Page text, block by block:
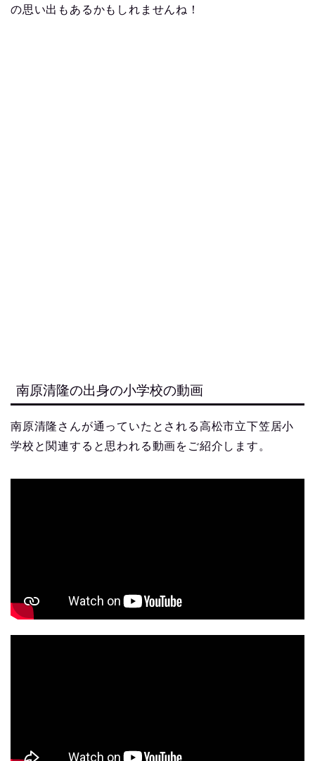
の思い出もあるかもしれませんね！
南原清隆の出身の小学校の動画
南原清隆さんが通っていたとされる高松市立下笠居小
学校と関連すると思われる動画をご紹介します。